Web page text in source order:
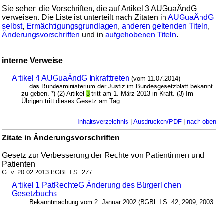
Sie sehen die Vorschriften, die auf Artikel 3 AUGuaÄndG
verweisen. Die Liste ist unterteilt nach Zitaten inAUGuaÄndG
selbst, Ermächtigungsgrundlagen,anderen geltenden Titeln,
Änderungsvorschriften und inaufgehobenen Titeln.
interne Verweise
Artikel 4 AUGuaÄndG Inkrafttreten (vom 11.07.2014)
... das Bundesministerium der Justiz im Bundesgesetzblatt bekannt
zu geben. *) (2) Artikel3 tritt am 1. März 2013 in Kraft. (3) Im
Übrigen tritt dieses Gesetz am Tag ...
Inhaltsverzeichnis Ausdrucken/PDF| nach oben
Zitate in Änderungsvorschriften
Gesetz zur Verbesserung der Rechte von Patientinnen und
Patienten
G. v. 20.02.2013 BGBl. I S. 277
Artikel 1 PatRechteG Änderung des Bürgerlichen
Gesetzbuchs
... Bekanntmachung vom 2. Januar 2002 (BGBl. I S. 42, 2909; 2003